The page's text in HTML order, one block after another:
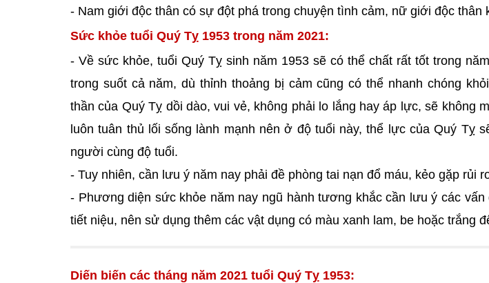
- Nam giới độc thân có sự đột phá trong chuyện tình cảm, nữ giới độc thân
Sức khỏe tuổi Quý Tỵ 1953 trong năm 2021:
- Về sức khỏe, tuổi Quý Tỵ sinh năm 1953 sẽ có thể chất rất tốt trong
trong suốt cả năm, dù thỉnh thoảng bị cảm cũng có thể nhanh chóng
thần của Quý Tỵ dồi dào, vui vẻ, không phải lo lắng hay áp lực, sẽ không
luôn tuân thủ lối sống lành mạnh nên ở độ tuổi này, thể lực của Quý Tỵ
người cùng độ tuổi.
- Tuy nhiên, cần lưu ý năm nay phải đề phòng tai nạn đổ máu, kẻo gặp rủi
- Phương diện sức khỏe năm nay ngũ hành tương khắc cần lưu ý các vấn
tiết niệu, nên sử dụng thêm các vật dụng có màu xanh lam, be hoặc trắng
Diến biến các tháng năm 2021 tuổi Quý Tỵ 1953: